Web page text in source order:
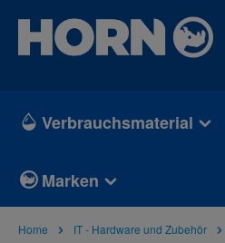
Zur Hauptnavigation
Verbrauchsmaterial
Marken
Home IT - Hardware und Zubehör